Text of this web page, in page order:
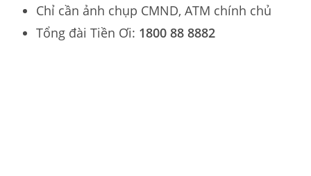
Chỉ cần ảnh chụp CMND, ATM chính chủ
Tổng đài Tiền Ơi: 1800 88 8882